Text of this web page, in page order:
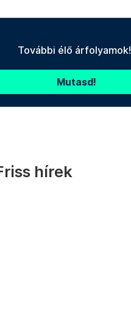
További élő árfolyamok!
Mutasd!
hírek